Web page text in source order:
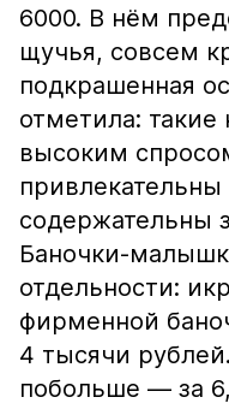
6000. В нём
щучья, совсем
подкрашенная
отметила: такие
высоким
содержательны
Баночки-
отдельности:
фирменной
4 тысячи
побольше — за